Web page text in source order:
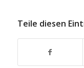
Teile diesen